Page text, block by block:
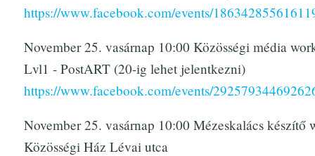
https://www.facebook.com/events/
November 25. vasárnap 10:00 Közösségi média
Lvl1 - PostART (20-ig lehet jelentkezni)
https://www.facebook.com/events/
November 25. vasárnap 10:00 Mézeskalács készítő
Közösségi Ház Lévai utca